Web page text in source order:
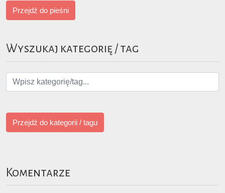
Przejdź do pieśni
Wyszukaj kategorię / tag
Przejdź do kategorii / tagu
Komentarze